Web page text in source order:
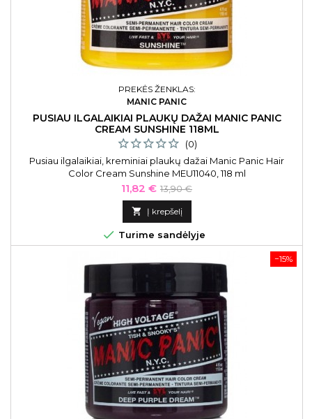
PREKĖS ŽENKLAS:
MANIC PANIC
PUSIAU ILGALAIKIAI PLAUKŲ DAŽAI MANIC PANIC
CREAM SUNSHINE 118ML
(0)
Pusiau ilgalaikiai, kreminiai plaukų dažai Manic Panic Hair
Color Cream Sunshine MEU11040, 118 ml
Kaina
11,82 € Bazinė
kaina
13,90 €
 Į krepšelį
 Turime sandėlyje
−15%